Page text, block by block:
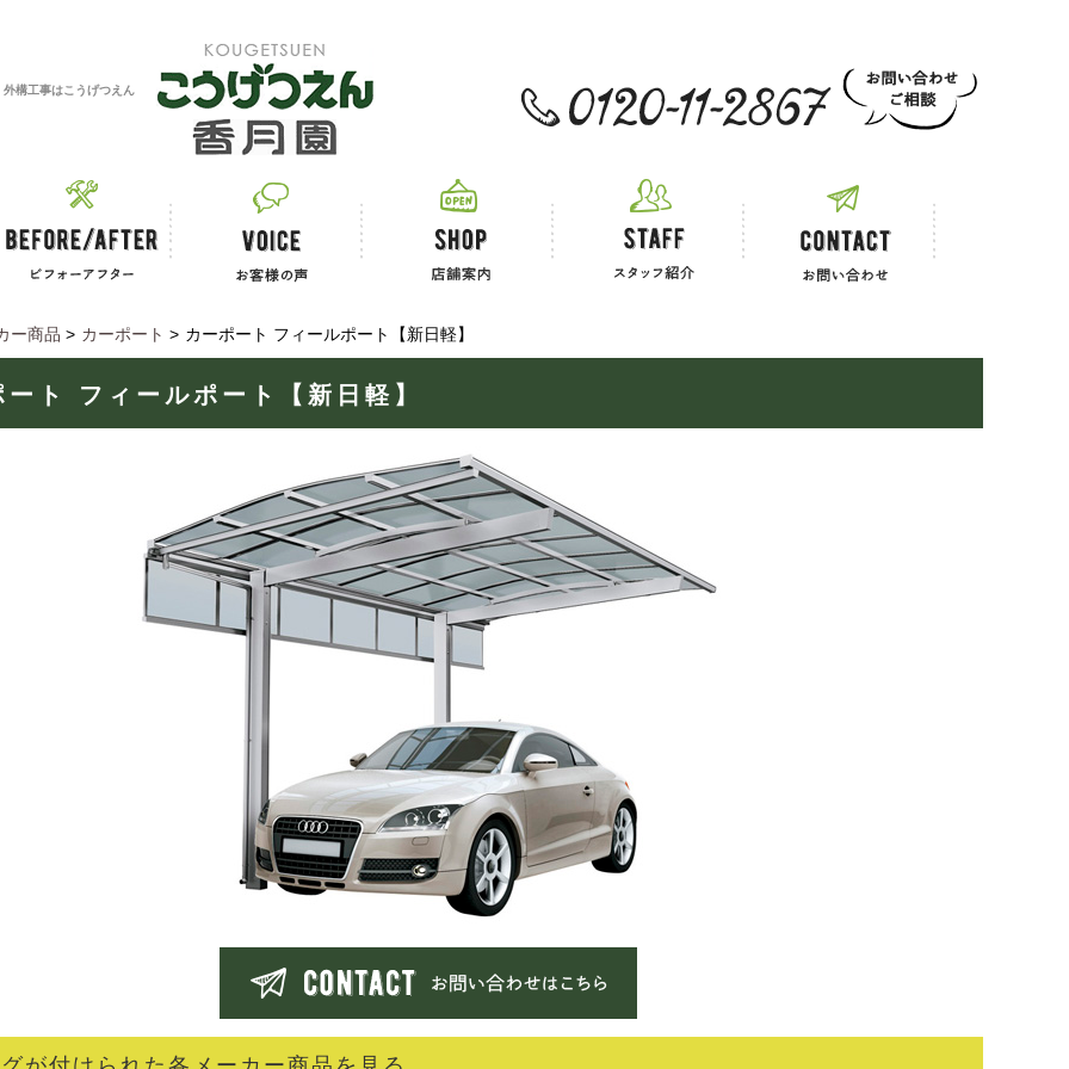
構工事はこうげつえん
ー商品 > カーポート > カーポート フィールポート【新日軽】
ート フィールポート【新日軽】